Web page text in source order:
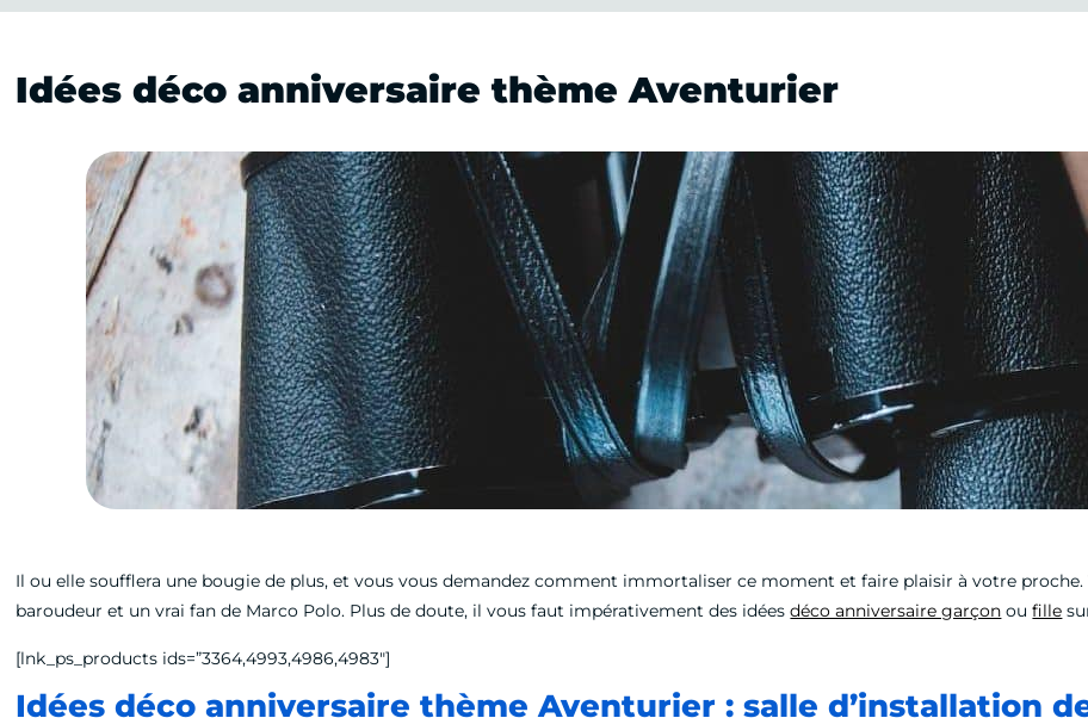
Idées déco anniversaire thème Aventurier
Il ou elle soufflera une bougie de plus, et vous vous demandez comment immortaliser ce moment et faire plaisir à votre
baroudeur et un vrai fan de Marco Polo. Plus de doute, il vous faut impérativement des idéesdéco anniversaire garçon oufille
[lnk_ps_products ids=”3364,4993,4986,4983″]
Idées déco anniversaire thème Aventurier : salle d’installation